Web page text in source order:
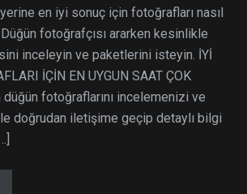
en iyi sonuç için fotoğrafları nasıl
fotoğrafçısı ararken kesinlikle
inceleyin ve paketlerini isteyin. İYİ
İÇİN EN UYGUN SAAT ÇOK
fotoğraflarını incelemenizi ve
doğrudan iletişime geçip detaylı bilgi